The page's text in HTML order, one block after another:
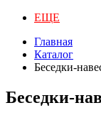
ЕЩЕ
Главная
Каталог
Беседки-
Беседки-